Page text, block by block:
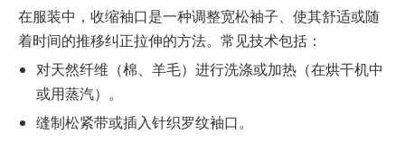
在服装中，收缩袖口是一种调整宽松袖子、使其舒适或随
着时间的推移纠正拉伸的方法。常见技术包括：
对天然纤维（棉、羊毛）进行洗涤或加热（在烘干机中
或用蒸汽）。
缝制松紧带或插入针织罗纹袖口。